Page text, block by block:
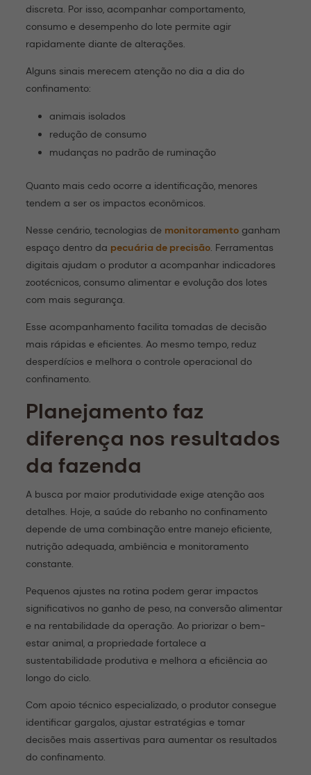
discreta. Por isso, acompanhar comportamento,
consumo e desempenho do lote permite agir
rapidamente diante de alterações.
Alguns sinais merecem atenção no dia a dia do
confinamento:
animais isolados
redução de consumo
mudanças no padrão de ruminação
Quanto mais cedo ocorre a identificação, menores
tendem a ser os impactos econômicos.
Nesse cenário, tecnologias de monitoramento ganham
espaço dentro da pecuária de precisão. Ferramentas
digitais ajudam o produtor a acompanhar indicadores
zootécnicos, consumo alimentar e evolução dos lotes
com mais segurança.
Esse acompanhamento facilita tomadas de decisão
mais rápidas e eficientes. Ao mesmo tempo, reduz
desperdícios e melhora o controle operacional do
confinamento.
Planejamento faz
diferença nos resultados
da fazenda
A busca por maior produtividade exige atenção aos
detalhes. Hoje, a saúde do rebanho no confinamento
depende de uma combinação entre manejo eficiente,
nutrição adequada, ambiência e monitoramento
constante.
Pequenos ajustes na rotina podem gerar impactos
significativos no ganho de peso, na conversão alimentar
e na rentabilidade da operação. Ao priorizar o bem-
estar animal, a propriedade fortalece a
sustentabilidade produtiva e melhora a eficiência ao
longo do ciclo.
Com apoio técnico especializado, o produtor consegue
identificar gargalos, ajustar estratégias e tomar
decisões mais assertivas para aumentar os resultados
do confinamento.